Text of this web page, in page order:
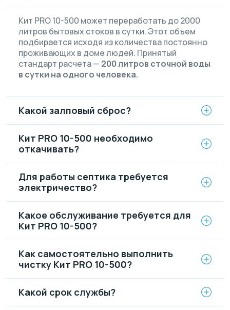
Кит PRO 10-500 может переработать до 2000
литров бытовых стоков в сутки. Этот объем
подбирается исходя из количества постоянно
проживающих в доме людей. Принятый
стандарт расчета — 200 литров сточной воды
в сутки на одного человека.
Какой залповый сброс?
Кит PRO 10-500 необходимо
откачивать?
Для работы септика требуется
электричество?
Какое обслуживание требуется для
Кит PRO 10-500?
Как самостоятельно выполнить
чистку Кит PRO 10-500?
Какой срок службы?